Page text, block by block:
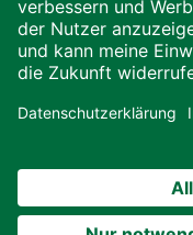
Impressum
Downloads
Cookies